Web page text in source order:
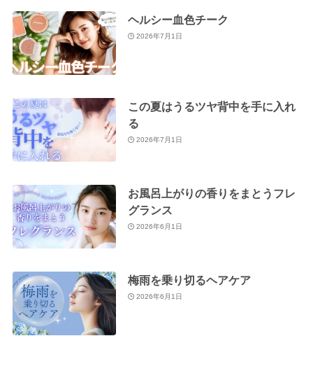
ヘルシー血色チーク
2026年7月1日
この夏はうるツヤ背中を手に入れ
る
2026年7月1日
お風呂上がりの香りをまとうフレ
グランス
2026年6月1日
梅雨を乗り切るヘアケア
2026年6月1日